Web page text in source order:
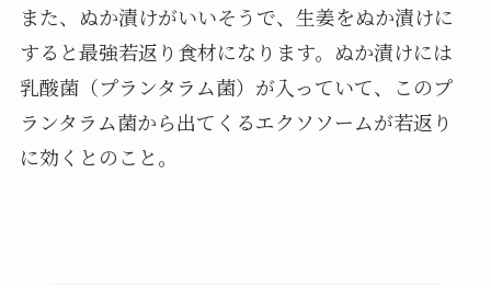
また、ぬか漬けがいいそうで、生姜をぬか漬けに
すると最強若返り食材になります。ぬか漬けには
乳酸菌（プランタラム菌）が入っていて、このプ
ランタラム菌から出てくるエクソソームが若返り
に効くとのこと。